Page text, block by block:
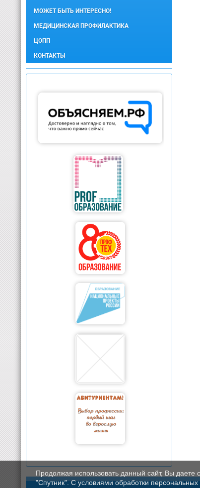
МОЖЕТ БЫТЬ ИНТЕРЕСНО!
МЕДИЦИНСКАЯ ПРОФИЛАКТИКА
ЦОПП
КОНТАКТЫ
Продолжая использовать данный сайт, Вы
"Спутник". С условиями обработки